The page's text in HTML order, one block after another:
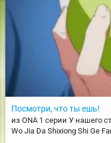
Посмотри, что ты ешь!
из ONA 1 серии У нашего
Wo Jia Da Shixiong Shi Ge